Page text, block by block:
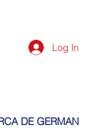
Log In
DE GERMAN